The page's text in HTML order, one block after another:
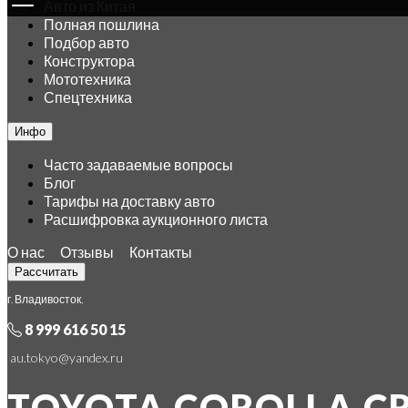
Полная пошлина
Подбор авто
Конструктора
Мототехника
Спецтехника
Инфо
Часто задаваемые вопросы
Блог
Тарифы на доставку авто
Расшифровка аукционного листа
О нас
Отзывы Контакты
Рассчитать
г. Владивосток,
8 999 616 50 15
au.tokyo@yandex.ru